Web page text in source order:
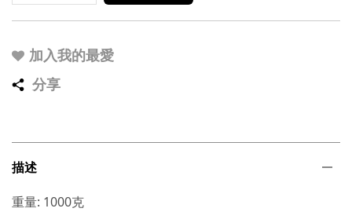
加入我的最愛
分享
描述
重量: 1000克